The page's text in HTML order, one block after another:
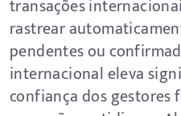
transações
rastrear
pendentes ou
internacional eleva
confiança dos gestores